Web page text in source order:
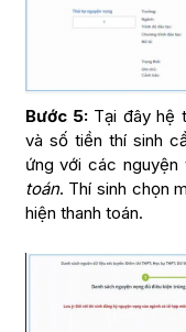
Bước 5: Tại đây hệ
và số tiền thí sinh
ứng với các
toán. Thí sinh chọn
hiện thanh toán.